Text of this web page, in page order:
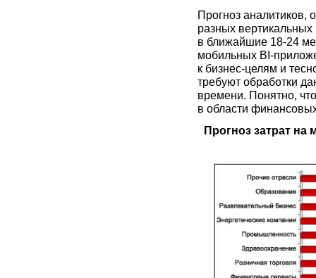
Прогноз аналитиков,
разных
в ближайшие 18-24
мобильных BI-
к бизнес-целям и
требуют обработки
времени. Понятно,
в области
Прогноз затрат